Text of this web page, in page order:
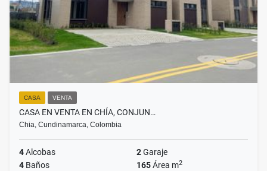
CASA VENTA
CASA EN VENTA EN CHÍA, CONJUN…
Chia, Cundinamarca, Colombia
4Alcobas 2Garaje
4 Baños 165Área m2